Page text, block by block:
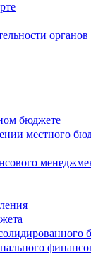
бюджете
местного